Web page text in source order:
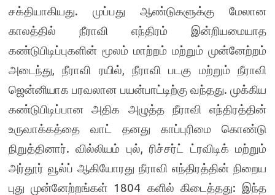
சக்தியாகியது. முப்பது ஆண்டுகளுக்கு மேலான
காலத்தில் நீராவி எந்திரம் இன்றியமையாத
கண்டுபிடிப்புகளின் மூலம் மாற்றம் மற்றும் முன்னேற்றம்
அடைந்து, நீராவி ரயில், நீராவி படகு மற்றும் நீராவி
ஜென்னியாக பரவலான பயன்பாட்டிற்கு வந்தது. முக்கிய
கண்டுபிடிப்பான அதிக அழுத்த நீராவி எந்திரத்தின்
உருவாக்கத்தை வாட் தனது காப்புரிமை கொண்டு
நிறுத்தினார். வில்லியம் புல், ரிச்சர்ட் ட்ரவிடிக் மற்றும்
அர்தூர் வூல்ப் ஆகியோரது நீராவி எந்திரத்தின் நிறைய
புது முன்னேற்றங்கள் 1804 களில் கிடைத்தது: இந்த